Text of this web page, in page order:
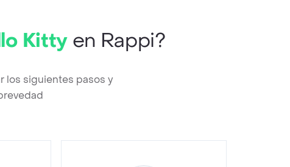
Kittyen Rappi?
los siguientes pasos y